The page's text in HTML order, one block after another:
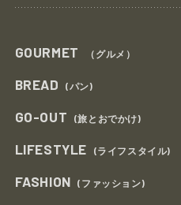
GOURMET （グルメ）
BREAD (パン)
GO-OUT (旅とおでかけ)
LIFESTYLE (ライフスタイル)
FASHION (ファッション)